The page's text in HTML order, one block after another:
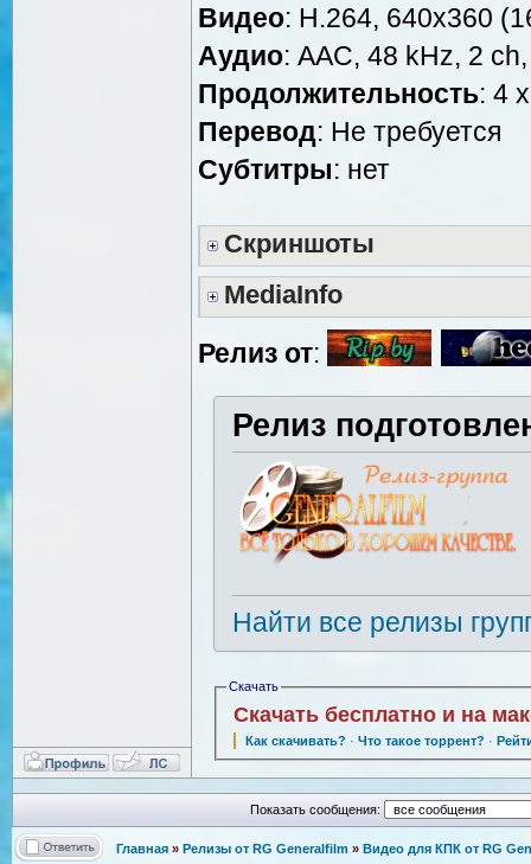
Видео: H.264, 640x360
Аудио: AAC, 48 kHz, 2
Продолжительность: 4
Перевод: Не требуется
Cубтитры: нет
Скриншоты
MediaInfo
Релиз от:
Релиз
Найти все релизы
Скачать
Скачать бесплатно и на
Как скачивать? · Что такое торрент? ·
Показать сообщения:
Главная » Релизы от RG Generalfilm » Видео для КПК от RG